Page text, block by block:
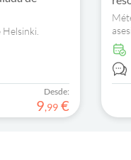
Desde:
9,99 €
a